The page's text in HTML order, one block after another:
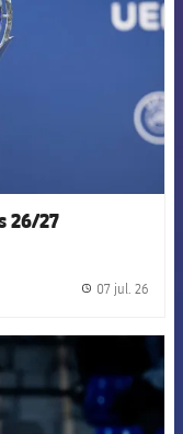
26/27
07 jul. 26
badge